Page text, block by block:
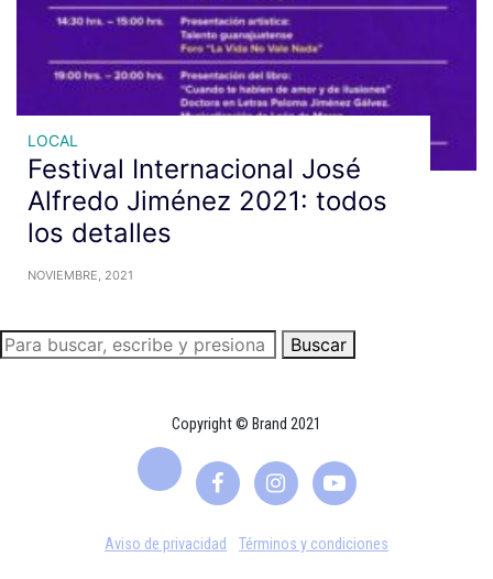
LOCAL
Festival Internacional José
Alfredo Jiménez 2021: todos
los detalles
NOVIEMBRE, 2021
Buscar
Copyright © Brand 2021
Aviso de privacidad Términos y condiciones